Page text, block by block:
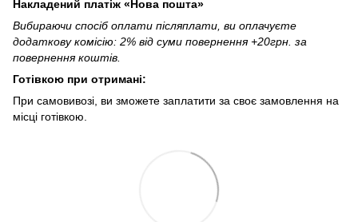
Накладений платіж «Нова пошта»
Вибираючи спосіб оплати післяплати, ви оплачуєте
додаткову комісію: 2% від суми повернення +20грн. за
повернення коштів.
Готівкою при отримані:
При самовивозі, ви зможете заплатити за своє замовлення на
місці готівкою.